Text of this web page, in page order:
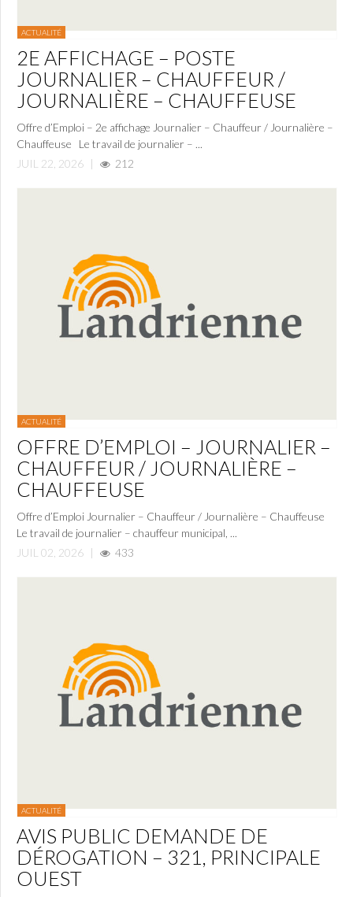
ACTUALITÉ
2E AFFICHAGE – POSTE
JOURNALIER – CHAUFFEUR /
JOURNALIÈRE – CHAUFFEUSE
Offre d’Emploi – 2e affichage Journalier – Chauffeur / Journalière –
Chauffeuse Le travail de journalier – ...
JUIL 22, 2026 | 212
ACTUALITÉ
OFFRE D’EMPLOI – JOURNALIER –
CHAUFFEUR / JOURNALIÈRE –
CHAUFFEUSE
Offre d’Emploi Journalier – Chauffeur / Journalière – Chauffeuse
Le travail de journalier – chauffeur municipal, ...
JUIL 02, 2026 | 433
ACTUALITÉ
AVIS PUBLIC DEMANDE DE
DÉROGATION – 321, PRINCIPALE
OUEST